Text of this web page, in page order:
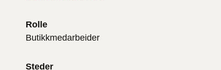
Rolle
Butikkmedarbeider
Steder